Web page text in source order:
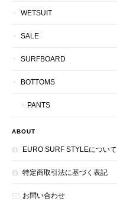
WETSUIT
SALE
SURFBOARD
BOTTOMS
PANTS
ABOUT
EURO SURF STYLEについて
特定商取引法に基づく表記
お問い合わせ